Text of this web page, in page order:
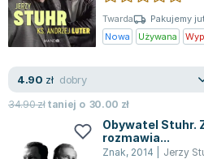
Lorraine Warren
Ajahn Brahm
Lucinda Riley
Jacek Walkiewicz
Twarda
Pakujemy
Nowa
Używana
4.90 zł dobry
34.90złtaniej o 30.00 zł
Obywatel Stuhr.
rozmawia...
Znak, 2014 Jerzy